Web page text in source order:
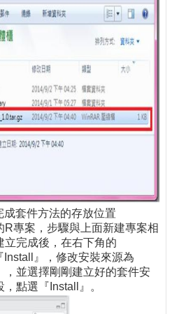
套件方法的存放位置
專案，步驟與上面新建專案相
立完成後，在右下角的
』，修改安裝來源為
並選擇剛剛建立好的套件安
點選『Install』。